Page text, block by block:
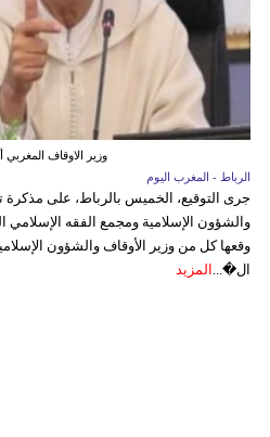
وزير الاوقاف المغربي
الرباط - المغرب اليوم
جرى التوقيع، الخميس بالرباط، على مذكرة
والشؤون الإسلامية ومجمع الفقه الإسلامي
وقعها كل من وزير الأوقاف والشؤون
ال�... المزيد